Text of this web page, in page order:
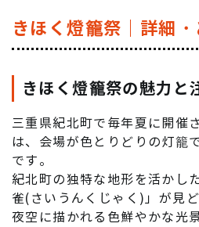
きほく燈籠祭｜詳細
きほく燈籠祭の魅力と
三重県紀北町で毎年夏に開催
は、会場が色とりどりの灯籠
です。
紀北町の独特な地形を活かし
雀(さいうんくじゃく)」が見
夜空に描かれる色鮮やかな光